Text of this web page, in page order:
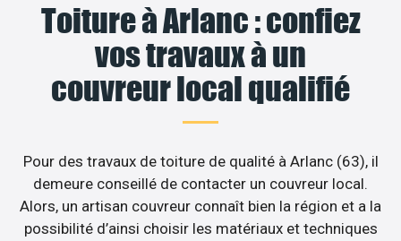
Toiture à Arlanc : confiez
vos travaux à un
couvreur local qualifié
Pour des travaux de toiture de qualité à Arlanc (63), il
demeure conseillé de contacter un couvreur local.
Alors, un artisan couvreur connaît bien la région et a la
possibilité d’ainsi choisir les matériaux et techniques